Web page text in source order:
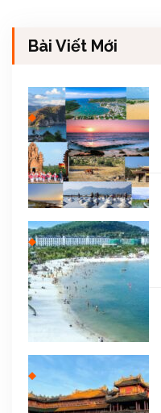
Bài Viết Mới